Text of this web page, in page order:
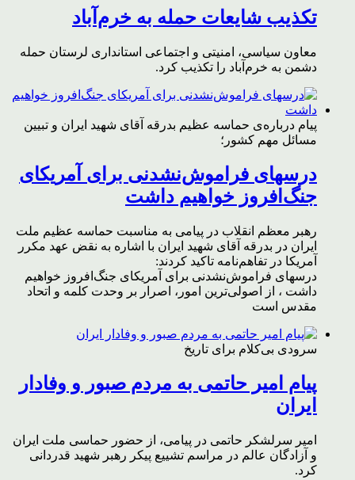
تکذیب شایعات حمله به خرم‌آباد
معاون سیاسی، امنیتی و اجتماعی استانداری لرستان حمله
دشمن به خرم‌آباد را تکذیب کرد.
پیام درباره‌ی حماسه عظیم بدرقه آقای شهید ایران و تبیین
مسائل مهم کشور؛
درسهای فراموش‌نشدنی برای آمریکای
جنگ‌افروز خواهیم داشت
رهبر معظم انقلاب در پیامی به مناسبت حماسه عظیم ملت
ایران در بدرقه آقای شهید ایران با اشاره به نقض عهد مکرر
آمریکا در تفاهم‌نامه تاکید کردند:
درسهای فراموش‌نشدنی برای آمریکای جنگ‌افروز خواهیم
داشت ، از اصولی‌ترین امور، اصرار بر وحدت کلمه و اتحاد
مقدس است
سرودی بی‌کلام برای تاریخ
پیام امیر حاتمی به مردم صبور و وفادار
ایران
امیر سرلشکر حاتمی در پیامی، از حضور حماسی ملت ایران
و آزادگان عالم در مراسم تشییع پیکر رهبر شهید قدردانی
کرد.